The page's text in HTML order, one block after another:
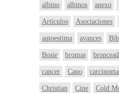
albino albinos anexo
Artículos Asociaciones
autoestima avances
Bosie bromas
cancer Cano carcinoma
Christian Cine Cold